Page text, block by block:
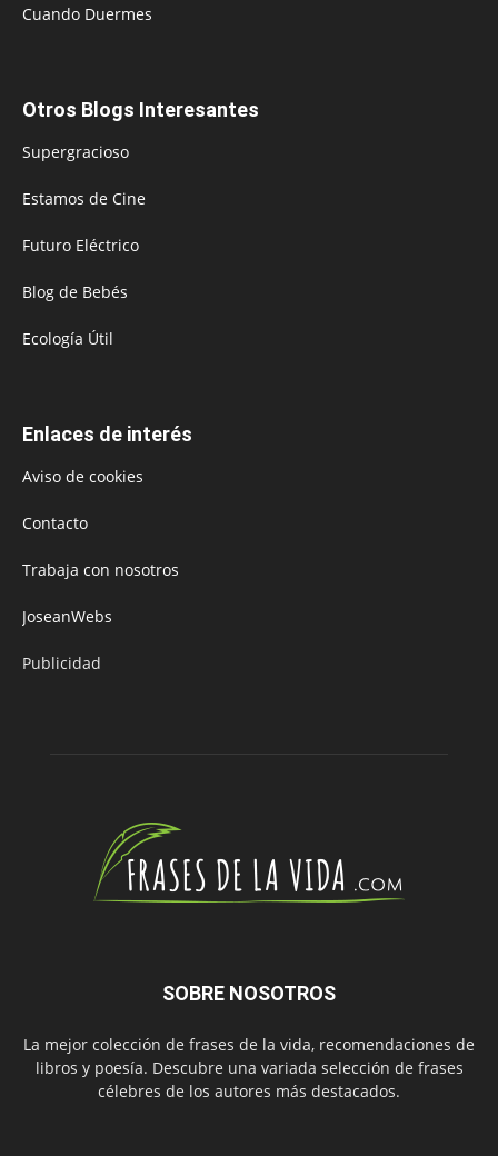
Cuando Duermes
Otros Blogs Interesantes
Supergracioso
Estamos de Cine
Futuro Eléctrico
Blog de Bebés
Ecología Útil
Enlaces de interés
Aviso de cookies
Contacto
Trabaja con nosotros
JoseanWebs
Publicidad
SOBRE NOSOTROS
La mejor colección de frases de la vida, recomendaciones de
libros y poesía. Descubre una variada selección de frases
célebres de los autores más destacados.